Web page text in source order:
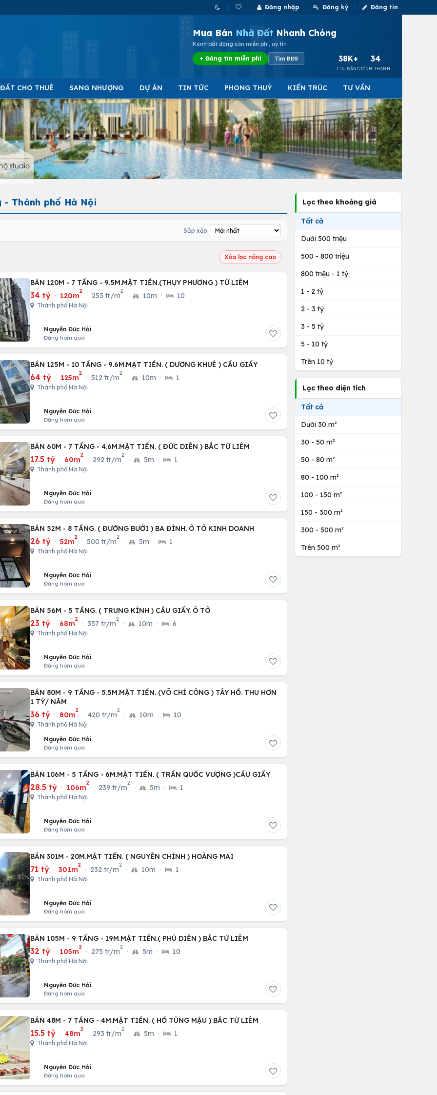
Đăng nhập Đăng ký Đăng tin
Mua Bán Nhà Đất Nhanh Chóng
Kênh bất động sản miễn phí, uy tín
+ Đăng tin miễn phí Tìm BĐS 38K+
TIN ĐĂNG
34
TỈNH THÀNH
CHO THUÊ SANG NHƯỢNG DỰ ÁN TIN TỨC PHONG THUỶ KIẾN TRÚC TƯ VẤN
studio
- Thành phố Hà Nội
Sắp xếp:
Xóa lọc nâng cao
BÁN 120M - 7 TẦNG - 9.5M.MẶT TIỀN.(THỤY PHƯƠNG ) TỪ LIÊM
34 tỷ · 120m
2
· 253 tr/m
2
· 10m · 10
Thành phố Hà Nội
Nguyễn Đức Hải
Đăng hôm qua
BÁN 125M - 10 TẦNG - 9.6M.MẠT TIỀN. ( DƯƠNG KHUÊ ) CẦU GIẤY
64 tỷ · 125m
2
· 512 tr/m
2
· 10m · 1
Thành phố Hà Nội
Nguyễn Đức Hải
Đăng hôm qua
BÁN 60M - 7 TẦNG - 4.6M.MẶT TIỀN. ( ĐỨC DIỄN ) BẮC TỪ LIÊM
17.5 tỷ · 60m
2
· 292 tr/m
2
· 5m · 1
Thành phố Hà Nội
Nguyễn Đức Hải
Đăng hôm qua
BÁN 52M - 8 TẦNG. ( ĐƯỜNG BƯỞI ) BA ĐÌNH. Ô TÔ KINH DOANH
26 tỷ · 52m
2
· 500 tr/m
2
· 5m · 1
Thành phố Hà Nội
Nguyễn Đức Hải
Đăng hôm qua
BÁN 56M - 5 TẦNG. ( TRUNG KÍNH ) CẦU GIẤY. Ô TÔ
23 tỷ · 68m
2
· 357 tr/m
2
· 10m · 6
Thành phố Hà Nội
Nguyễn Đức Hải
Đăng hôm qua
BÁN 80M - 9 TẦNG - 5.5M.MẶT TIỀN. (VÕ CHÍ CÔNG ) TÂY HỒ. THU HƠN
1 TỶ/ NĂM
36 tỷ · 80m
2
· 420 tr/m
2
· 10m · 10
Thành phố Hà Nội
Nguyễn Đức Hải
Đăng hôm qua
BÁN 106M - 5 TẦNG - 6M.MẶT TIỀN. ( TRẦN QUỐC VƯỢNG )CẦU GIẤY
28.5 tỷ · 106m
2
· 239 tr/m
2
· 5m · 1
Thành phố Hà Nội
Nguyễn Đức Hải
Đăng hôm qua
BÁN 301M - 20M.MẶT TIỀN. ( NGUYỄN CHÍNH ) HOÀNG MAI
71 tỷ · 301m
2
· 232 tr/m
2
· 10m · 1
Thành phố Hà Nội
Nguyễn Đức Hải
Đăng hôm qua
BÁN 105M - 9 TẦNG - 19M.MẶT TIỀN.( PHÚ DIỄN ) BẮC TỪ LIÊM
32 tỷ · 105m
2
· 275 tr/m
2
· 5m · 10
Thành phố Hà Nội
Nguyễn Đức Hải
Đăng hôm qua
BÁN 48M - 7 TẦNG - 4M.MẶT TIỀN. ( HỒ TÙNG MẬU ) BẮC TỪ LIÊM
15.5 tỷ · 48m
2
· 293 tr/m
2
· 5m · 1
Thành phố Hà Nội
Nguyễn Đức Hải
Đăng hôm qua
Lọc theo khoảng giá
Tất cả
Dưới 500 triệu
500 - 800 triệu
800 triệu - 1 tỷ
1 - 2 tỷ
2 - 3 tỷ
3 - 5 tỷ
5 - 10 tỷ
Trên 10 tỷ
Lọc theo diện tích
Tất cả
Dưới 30 m²
30 - 50 m²
50 - 80 m²
80 - 100 m²
100 - 150 m²
150 - 300 m²
300 - 500 m²
Trên 500 m²